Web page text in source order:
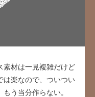
素材は一見複雑だけど
は楽なので、ついつい
う当分作らない。